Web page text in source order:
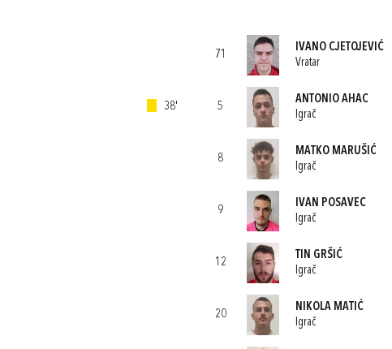
38'
71
IVANO CJETOJEVIĆ
Vratar
5
ANTONIO AHAC
Igrač
8
MATKO MARUŠIĆ
Igrač
9
IVAN POSAVEC
Igrač
12
TIN GRŠIĆ
Igrač
20
NIKOLA MATIĆ
Igrač